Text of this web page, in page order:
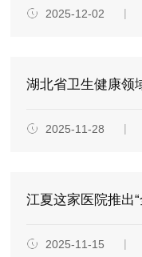
2025-12-02
2025-11-28
2025-11-15